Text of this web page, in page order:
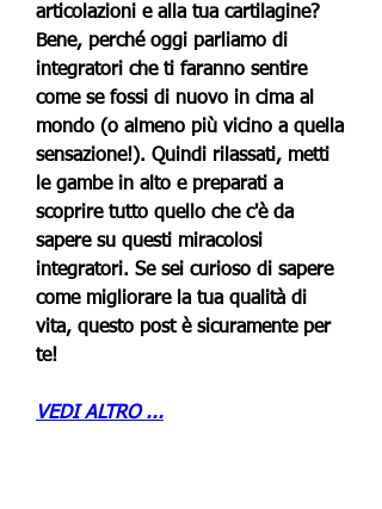
articolazioni e alla tua cartilagine?
Bene, perché oggi parliamo di
integratori che ti faranno sentire
come se fossi di nuovo in cima al
mondo (o almeno più vicino a quella
sensazione!). Quindi rilassati, metti
le gambe in alto e preparati a
scoprire tutto quello che c'è da
sapere su questi miracolosi
integratori. Se sei curioso di sapere
come migliorare la tua qualità di
vita, questo post è sicuramente per
te!
VEDI ALTRO ...